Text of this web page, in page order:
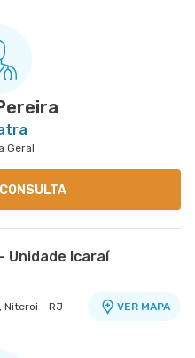
Geral
Unidade Icaraí
Niteroi - RJ VER MAPA